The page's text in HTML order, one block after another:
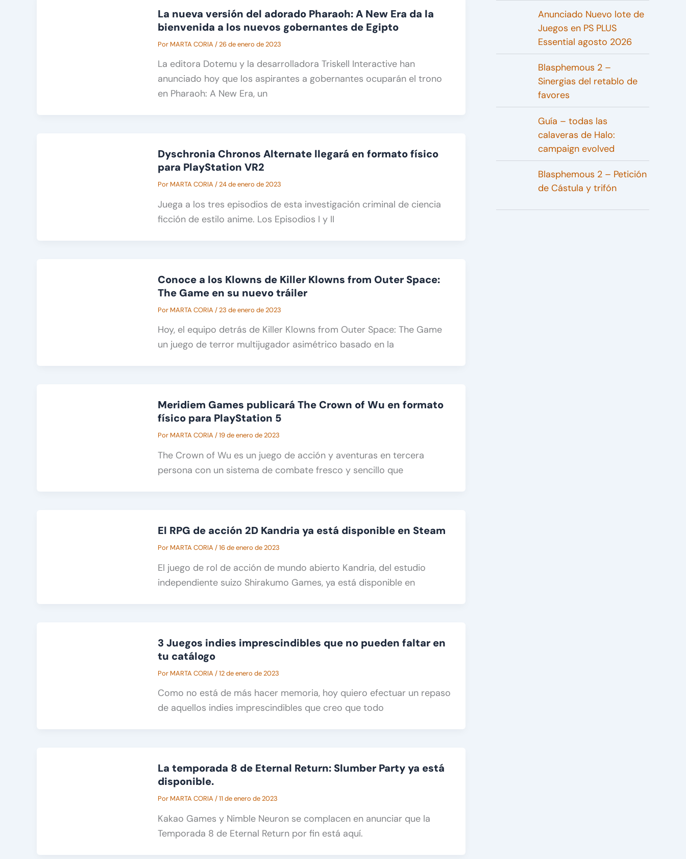
La nueva versión del adorado Pharaoh: A New Era da la
bienvenida a los nuevos gobernantes de Egipto
Por MARTA CORIA /26 de enero de 2023
La editora Dotemu y la desarrolladora Triskell Interactive han
anunciado hoy que los aspirantes a gobernantes ocuparán el trono
en Pharaoh: A New Era, un
Dyschronia Chronos Alternate llegará en formato físico
para PlayStation VR2
Por MARTA CORIA /24 de enero de 2023
Juega a los tres episodios de esta investigación criminal de ciencia
ficción de estilo anime. Los Episodios I y II
Conoce a los Klowns de Killer Klowns from Outer Space:
The Game en su nuevo tráiler
Por MARTA CORIA /23 de enero de 2023
Hoy, el equipo detrás de Killer Klowns from Outer Space: The Game
un juego de terror multijugador asimétrico basado en la
Meridiem Games publicará The Crown of Wu en formato
físico para PlayStation 5
Por MARTA CORIA /19 de enero de 2023
The Crown of Wu es un juego de acción y aventuras en tercera
persona con un sistema de combate fresco y sencillo que
El RPG de acción 2D Kandria ya está disponible en Steam
Por MARTA CORIA /16 de enero de 2023
El juego de rol de acción de mundo abierto Kandria, del estudio
independiente suizo Shirakumo Games, ya está disponible en
3 Juegos indies imprescindibles que no pueden faltar en
tu catálogo
Por MARTA CORIA /12 de enero de 2023
Como no está de más hacer memoria, hoy quiero efectuar un repaso
de aquellos indies imprescindibles que creo que todo
La temporada 8 de Eternal Return: Slumber Party ya está
disponible.
Por MARTA CORIA /11 de enero de 2023
Kakao Games y Nimble Neuron se complacen en anunciar que la
Temporada 8 de Eternal Return por fin está aquí.
Anunciado Nuevo lote de
Juegos en PS PLUS
Essential agosto 2026
Blasphemous 2 –
Sinergias del retablo de
favores
Guía – todas las
calaveras de Halo:
campaign evolved
Blasphemous 2 – Petición
de Cástula y trifón